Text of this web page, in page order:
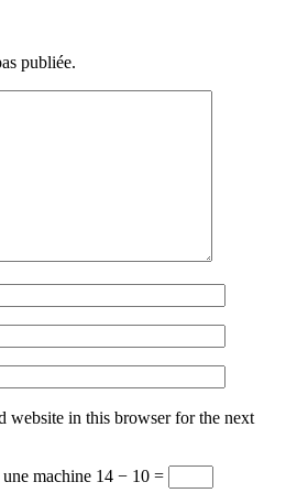
publiée.
website in this browser for the next
une machine 14 − 10 =